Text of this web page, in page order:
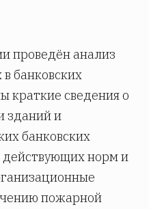
проведён анализ
банковских
краткие сведения о
зданий и
банковских
норм и
пожарной